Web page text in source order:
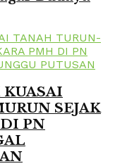
SEJAK
DI PN